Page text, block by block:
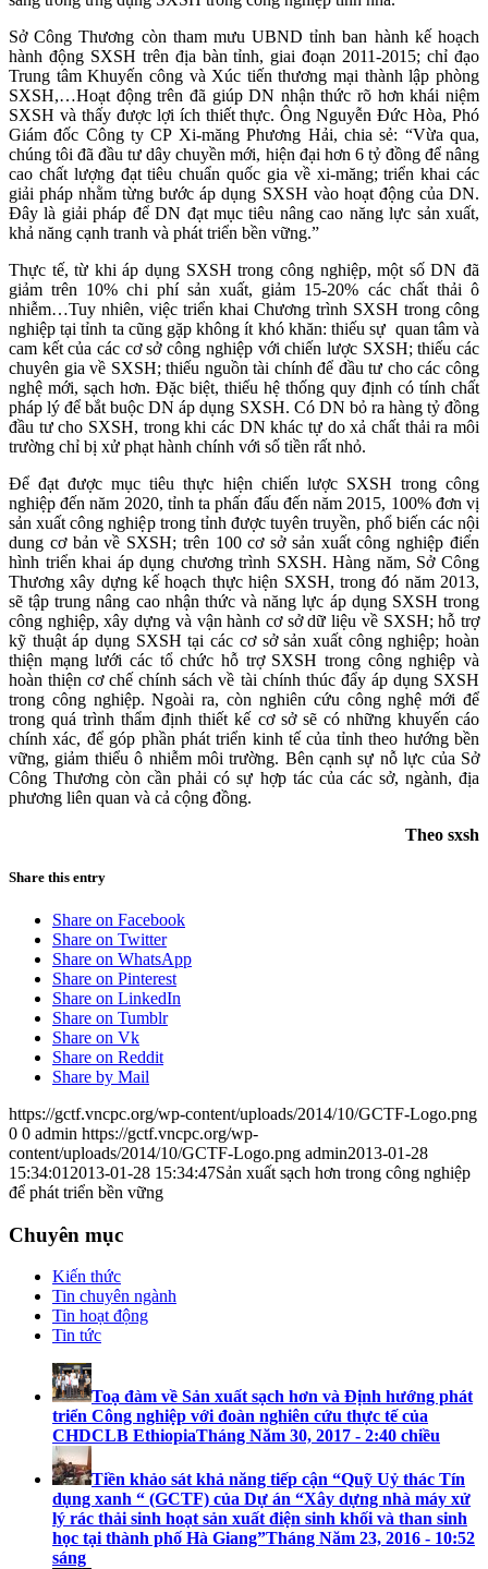
Sở Công Thương còn tham mưu UBND tỉnh ban hành kế hoạch
hành động SXSH trên địa bàn tỉnh, giai đoạn 2011-2015; chỉ đạo
Trung tâm Khuyến công và Xúc tiến thương mại thành lập phòng
SXSH,…Hoạt động trên đã giúp DN nhận thức rõ hơn khái niệm
SXSH và thấy được lợi ích thiết thực. Ông Nguyễn Đức Hòa, Phó
Giám đốc Công ty CP Xi-măng Phương Hải, chia sẻ: “Vừa qua,
chúng tôi đã đầu tư dây chuyền mới, hiện đại hơn 6 tỷ đồng để nâng
cao chất lượng đạt tiêu chuẩn quốc gia về xi-măng; triển khai các
giải pháp nhằm từng bước áp dụng SXSH vào hoạt động của DN.
Đây là giải pháp để DN đạt mục tiêu nâng cao năng lực sản xuất,
khả năng cạnh tranh và phát triển bền vững.”
Thực tế, từ khi áp dụng SXSH trong công nghiệp, một số DN đã
giảm trên 10% chi phí sản xuất, giảm 15-20% các chất thải ô
nhiễm…Tuy nhiên, việc triển khai Chương trình SXSH trong công
nghiệp tại tỉnh ta cũng gặp không ít khó khăn: thiếu sự quan tâm và
cam kết của các cơ sở công nghiệp với chiến lược SXSH; thiếu các
chuyên gia về SXSH; thiếu nguồn tài chính để đầu tư cho các công
nghệ mới, sạch hơn. Đặc biệt, thiếu hệ thống quy định có tính chất
pháp lý để bắt buộc DN áp dụng SXSH. Có DN bỏ ra hàng tỷ đồng
đầu tư cho SXSH, trong khi các DN khác tự do xả chất thải ra môi
trường chỉ bị xử phạt hành chính với số tiền rất nhỏ.
Để đạt được mục tiêu thực hiện chiến lược SXSH trong công
nghiệp đến năm 2020, tỉnh ta phấn đấu đến năm 2015, 100% đơn vị
sản xuất công nghiệp trong tỉnh được tuyên truyền, phổ biến các nội
dung cơ bản về SXSH; trên 100 cơ sở sản xuất công nghiệp điển
hình triển khai áp dụng chương trình SXSH. Hàng năm, Sở Công
Thương xây dựng kế hoạch thực hiện SXSH, trong đó năm 2013,
sẽ tập trung nâng cao nhận thức và năng lực áp dụng SXSH trong
công nghiệp, xây dựng và vận hành cơ sở dữ liệu về SXSH; hỗ trợ
kỹ thuật áp dụng SXSH tại các cơ sở sản xuất công nghiệp; hoàn
thiện mạng lưới các tổ chức hỗ trợ SXSH trong công nghiệp và
hoàn thiện cơ chế chính sách về tài chính thúc đẩy áp dụng SXSH
trong công nghiệp. Ngoài ra, còn nghiên cứu công nghệ mới để
trong quá trình thẩm định thiết kế cơ sở sẽ có những khuyến cáo
chính xác, để góp phần phát triển kinh tế của tỉnh theo hướng bền
vững, giảm thiểu ô nhiễm môi trường. Bên cạnh sự nỗ lực của Sở
Công Thương còn cần phải có sự hợp tác của các sở, ngành, địa
phương liên quan và cả cộng đồng.
Theo sxsh
Share this entry
Share on Facebook
Share on Twitter
Share on WhatsApp
Share on Pinterest
Share on LinkedIn
Share on Tumblr
Share on Vk
Share on Reddit
Share by Mail
https://gctf.vncpc.org/wp-content/uploads/2014/10/GCTF-Logo.png
0 0 admin https://gctf.vncpc.org/wp-
content/uploads/2014/10/GCTF-Logo.png admin2013-01-28
15:34:01 2013-01-28 15:34:47Sản xuất sạch hơn trong công nghiệp
để phát triển bền vững
Chuyên mục
Kiến thức
Tin chuyên ngành
Tin hoạt động
Tin tức
Toạ đàm về Sản xuất sạch hơn và Định hướng phát
triển Công nghiệp với đoàn nghiên cứu thực tế của
CHDCLB EthiopiaTháng Năm 30, 2017 - 2:40 chiều
Tiền khảo sát khả năng tiếp cận “Quỹ Uỷ thác Tín
dụng xanh “ (GCTF) của Dự án “Xây dựng nhà máy xử
lý rác thải sinh hoạt sản xuất điện sinh khối và than sinh
học tại thành phố Hà Giang”Tháng Năm 23, 2016 - 10:52
sáng